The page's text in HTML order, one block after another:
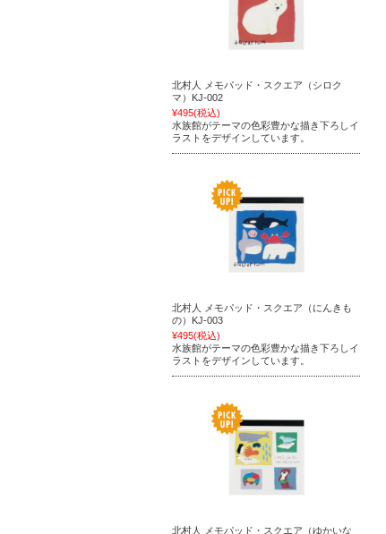
北村人 メモパッド・スクエア（シロク
マ）KJ-002
¥495(税込)
水族館がテーマの色彩豊かな描き下ろしイ
ラストをデザインしています。
北村人 メモパッド・スクエア（にんきも
の）KJ-003
¥495(税込)
水族館がテーマの色彩豊かな描き下ろしイ
ラストをデザインしています。
北村人 メモパッド・スクエア（ゆかいな